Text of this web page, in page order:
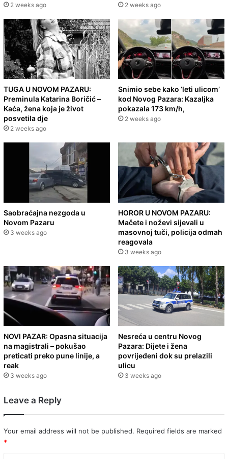
2 weeks ago 2 weeks ago
TUGA U NOVOM PAZARU:
Preminula Katarina Boričić –
Kaća, žena koja je život
posvetila dje
2 weeks ago
Snimio sebe kako ‘leti ulicom’
kod Novog Pazara: Kazaljka
pokazala 173 km/h,
2 weeks ago
Saobraćajna nezgoda u
Novom Pazaru
3 weeks ago
HOROR U NOVOM PAZARU:
Mačete i noževi sijevali u
masovnoj tuči, policija odmah
reagovala
3 weeks ago
NOVI PAZAR: Opasna situacija
na magistrali – pokušao
preticati preko pune linije, a
reak
3 weeks ago
Nesreća u centru Novog
Pazara: Dijete i žena
povrijeđeni dok su prelazili
ulicu
3 weeks ago
Leave a Reply
Your email address will not be published. Required fields are marked
*